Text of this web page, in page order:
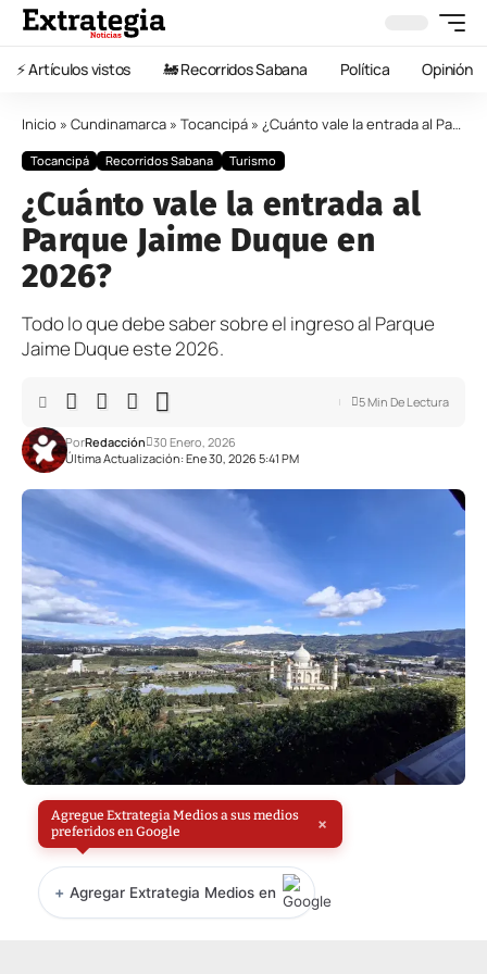
⚡️ Artículos vistos 🚂 Recorridos Sabana Política Opinión
Inicio » Cundinamarca » Tocancipá » ¿Cuánto vale la entrada al Parque Jaime Duque en 2026?
Tocancipá Recorridos Sabana Turismo
¿Cuánto vale la entrada al
Parque Jaime Duque en
2026?
Todo lo que debe saber sobre el ingreso al Parque
Jaime Duque este 2026.
Última Actualización: Ene 30, 2026 5:41 PM
PorRedacción 30 Enero, 2026
5 Min De Lectura
Agregue Extrategia Medios a sus medios
preferidos en Google
×
+ Agregar Extrategia Medios en